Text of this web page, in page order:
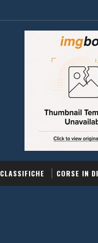
CORSE IN